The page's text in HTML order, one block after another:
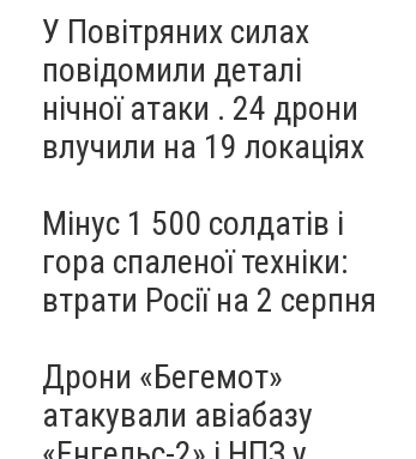
У Повітряних силах
повідомили деталі
нічної атаки . 24 дрони
влучили на 19 локаціях
Мінус 1 500 солдатів і
гора спаленої техніки:
втрати Росії на 2 серпня
Дрони «Бегемот»
атакували авіабазу